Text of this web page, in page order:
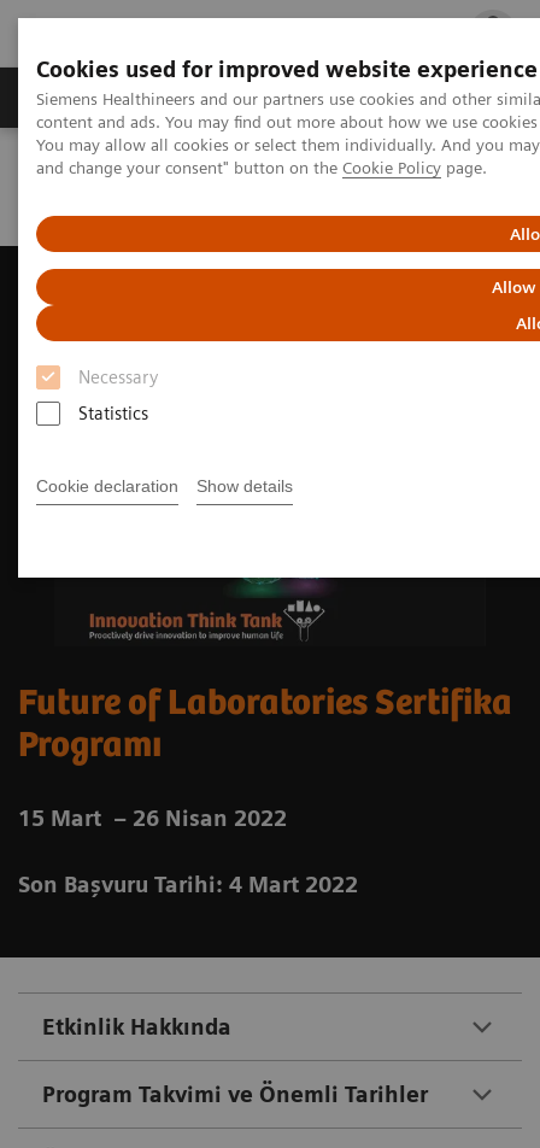
Cookies used for improved website experience
Siemens Healthineers and our partners use cookies and other
content and ads. You may find out more about how we use
You may allow all cookies or select them individually. And you
and change your consent" button on the Cookie Policy page.
Allow
Necessary
Statistics
Cookie declaration Show details
Ürün ve Hizmetler Öne Çıkanlar Sağlık
Siemens Healthineers Türkiye
Future of Laboratories Sertifika
Programı
15 Mart – 26 Nisan 2022
Son Başvuru Tarihi: 4 Mart 2022
Etkinlik Hakkında
Program Takvimi ve Önemli Tarihler